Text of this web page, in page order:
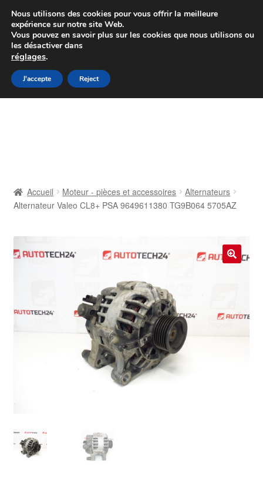
Colissimo livraison à partir de 7 EUR
Du lundi au vendredi de 9 h à 16 h
Aller
à
Aller
au
Contact
Livraison
Paiements
Procédure de Réclamation
Accueil Moteur - pièces et accessoires
Alternateurs
Alternateur Valeo CL8+ PSA 9649611380 TG9B064 5705AZ
Nous utilisons des cookies pour vous offrir la meilleure
expérience sur notre site Web.
Vous pouvez en savoir plus sur les cookies que nous utilisons ou
les désactiver dans
réglages.
J'accepte Reject